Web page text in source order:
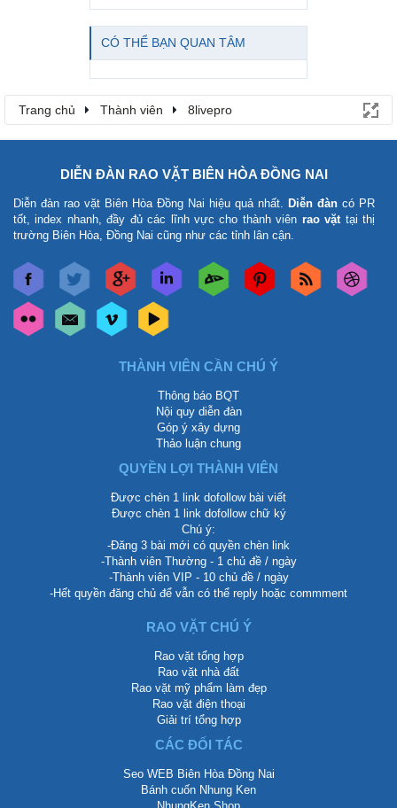
CÓ THỂ BẠN QUAN TÂM
Trang chủ Thành viên 8livepro
DIỄN ĐÀN RAO VẶT BIÊN HÒA ĐỒNG NAI
Diễn đàn rao vặt Biên Hòa Đồng Nai hiệu quả nhất. Diễn đàn có PR
tốt, index nhanh, đầy đủ các lĩnh vực cho thành viên rao vặttại thị
trường Biên Hòa, Đồng Nai cũng như các tỉnh lân cận.
THÀNH VIÊN CẦN CHÚ Ý
Thông báo BQT
Nội quy diễn đàn
Góp ý xây dựng
Thảo luận chung
QUYỀN LỢI THÀNH VIÊN
Được chèn 1 link dofollow bài viết
Được chèn 1 link dofollow chữ ký
Chú ý:
-Đăng 3 bài mới có quyền chèn link
-Thành viên Thường - 1 chủ đề / ngày
-Thành viên VIP - 10 chủ đề / ngày
-Hết quyền đăng chủ để vẫn có thể reply hoặc commment
RAO VẶT CHÚ Ý
Rao vặt tổng hợp
Rao vặt nhà đất
Rao vặt mỹ phẩm làm đẹp
Rao vặt điện thoại
Giải trí tổng hợp
CÁC ĐỐI TÁC
Seo WEB Biên Hòa Đồng Nai
Bánh cuốn Nhung Ken